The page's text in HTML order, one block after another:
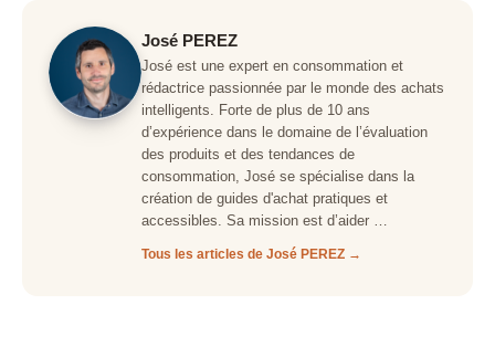
José PEREZ
José est une expert en consommation et
rédactrice passionnée par le monde des achats
intelligents. Forte de plus de 10 ans
d’expérience dans le domaine de l’évaluation
des produits et des tendances de
consommation, José se spécialise dans la
création de guides d'achat pratiques et
accessibles. Sa mission est d’aider …
Tous les articles de José PEREZ →